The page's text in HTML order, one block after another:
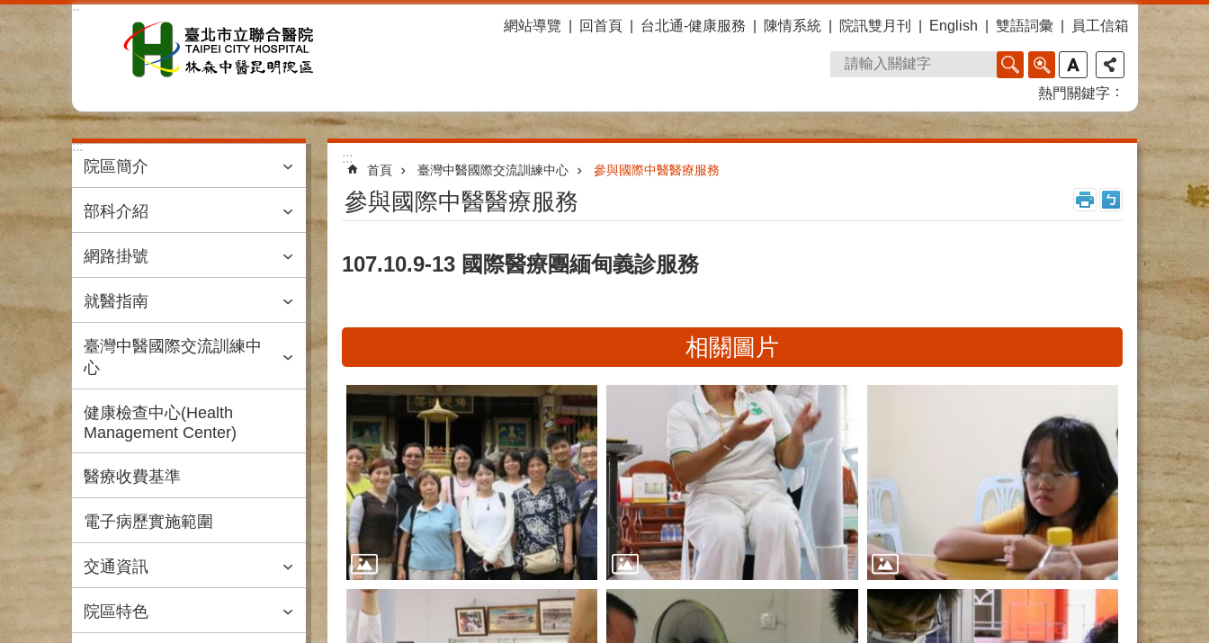
跳到主要內容區塊
:::
網站導覽
回首頁 台北通-健康服務 陳情系統 院訊雙月刊 English 雙語詞彙 員工信箱
熱門關鍵字
:::
院區簡介
部科介紹
網路掛號
就醫指南
臺灣中醫國際交流訓練中
心
健康檢查中心(Health
Management Center)
醫療收費基準
電子病歷實施範圍
交通資訊
院區特色
:::
首頁 臺灣中醫國際交流訓練中心 參與國際中醫醫療服務
參與國際中醫醫療服務
107.10.9-13 國際醫療團緬甸義診服務
相關圖片